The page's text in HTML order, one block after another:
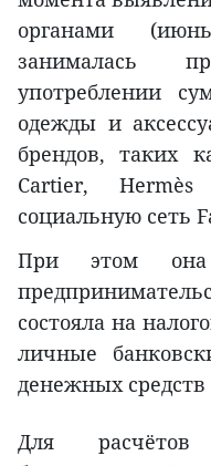
органами
занималась
употреблении
одежды и
брендов, таких
Cartier,
социальную сеть
При этом она
состояла на
личные
денежных средств
Для расчётов